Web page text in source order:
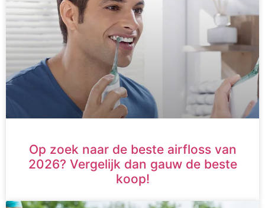
Op zoek naar de beste airfloss van
2026? Vergelijk dan gauw de beste
koop!